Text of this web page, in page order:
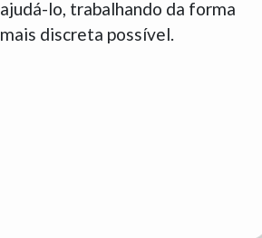
ajudá-lo, trabalhando da forma
mais discreta possível.